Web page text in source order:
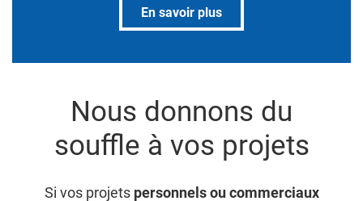
En savoir plus
Nous donnons du
souffle à vos projets
Si vos projets personnels ou commerciaux